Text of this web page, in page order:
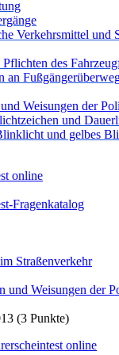
Verkehrsmittel und
Pflichten des
an
Weisungen der
und
und gelbes
online
Fragenkatalog
Straßenverkehr
und Weisungen der
(3 Punkte)
online